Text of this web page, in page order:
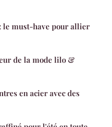
le must-have pour allier
de la mode lilo &
en acier avec des